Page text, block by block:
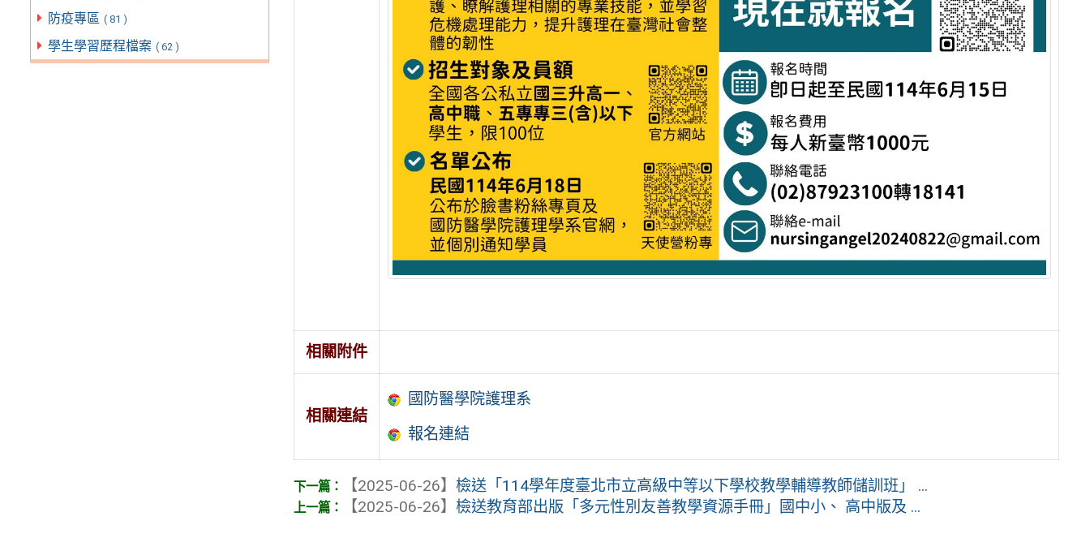
防疫專區 ( 81 )
學生學習歷程檔案 ( 62 )
相關附件
相關連結
國防醫學院護理系
報名連結
【2025-06-26】檢送「114學年度臺北市立高級中等以下學校教學輔導教師儲訓班」 ...
【2025-06-26】檢送教育部出版「多元性別友善教學資源手冊」國中小、 高中版及 ...